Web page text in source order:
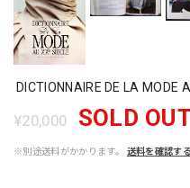
DICTIONNAIRE DE LA MODE
¥20,000 SOLD
※別途送料がかかります。 送料を確認す